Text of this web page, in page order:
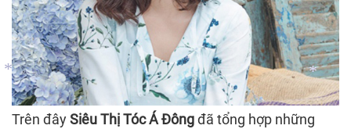
*
*
*
Trên đâySiêu Thị Tóc Á Đôngđã tổng hợp những